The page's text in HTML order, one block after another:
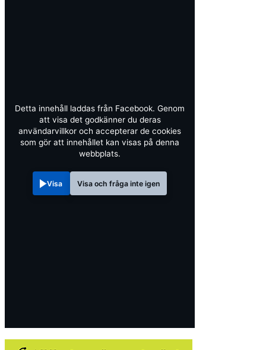
Detta innehåll laddas från Facebook. Genom
att visa det godkänner du deras
användarvillkor och accepterar de cookies
som gör att innehållet kan visas på denna
webbplats.
Visa Visa och fråga inte igen